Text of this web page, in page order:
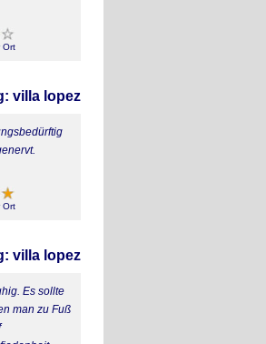
Ort
villa lopez
Ort
villa lopez
Es sollte
man zu Fuß